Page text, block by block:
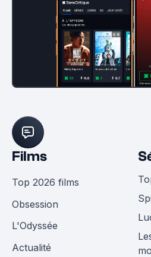
Films
Top 2026 films
Obsession
L'Odyssée
Actualité